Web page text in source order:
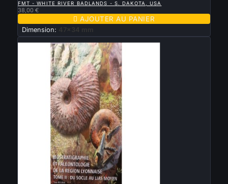
FMT - WHITE RIVER BADLANDS - S. DAKOTA, USA
38,00 €
 AJOUTER AU PANIER
Dimension: 47x34 mm
Nouveau